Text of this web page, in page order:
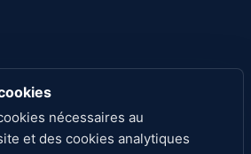
nécessaires au
et des cookies analytiques